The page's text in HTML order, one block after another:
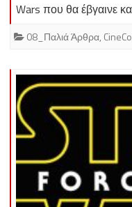
Wars που θα έβγαινε
08_Παλιά Άρθρα,